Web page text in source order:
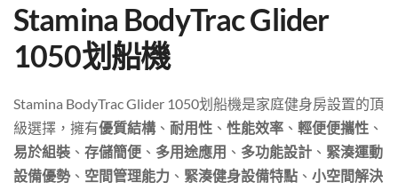
Stamina BodyTrac Glider
1050划船機
Stamina BodyTrac Glider 1050划船機是家庭健身房設置的頂
級選擇，擁有優質結構、 耐用性 、 性能效率 、 輕便便攜性 、
易於組裝 、 存儲簡便 、 多用途應用 、 多功能設計 、 緊湊運動
設備優勢、 空間管理能力 、 緊湊健身設備特點 、 小空間解決